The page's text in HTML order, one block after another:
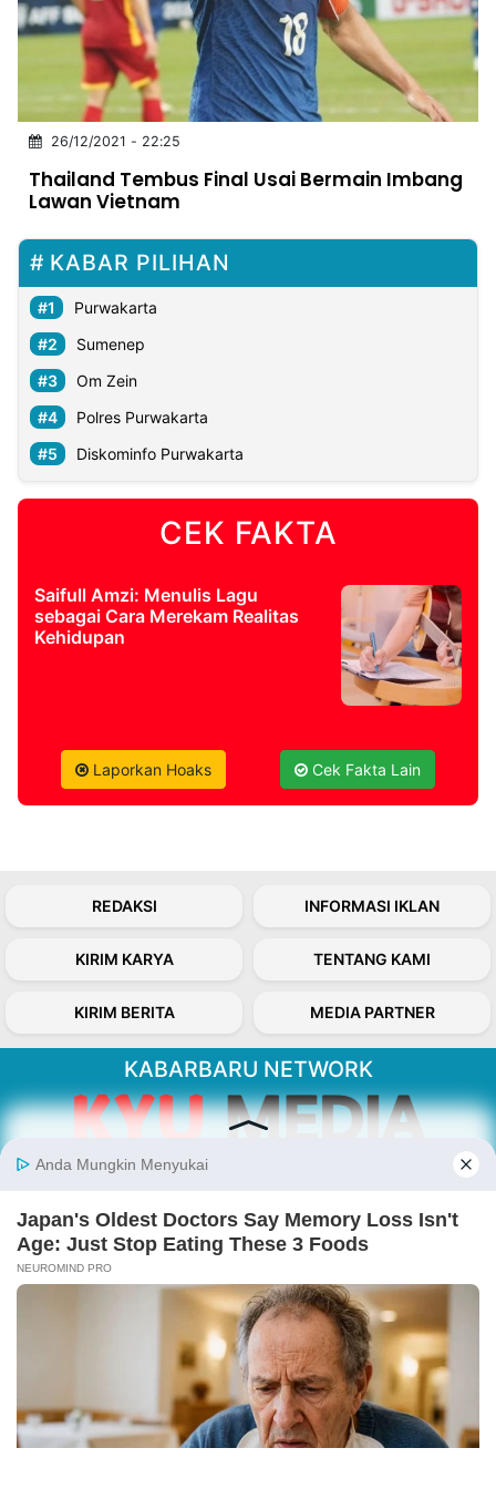
INDONESIA
Partner
NTB
Time
IDN
Jogja
Rakyat
News
Notice
Baru
Follow
Kabarbaru
2026
26/12/2021 - 22:25
Thailand Tembus Final Usai Bermain Imbang
Lawan Vietnam
KABAR PILIHAN
Purwakarta
Sumenep
Om Zein
Polres Purwakarta
Diskominfo Purwakarta
CEK FAKTA
Saifull Amzi: Menulis Lagu
sebagai Cara Merekam Realitas
Kehidupan
Laporkan Hoaks Cek Fakta Lain
REDAKSI INFORMASI IKLAN
KIRIM KARYA TENTANG KAMI
KIRIM BERITA MEDIA PARTNER
KABARBARU NETWORK
Kabarbaru.co menyajikan berita aktual dan
inspiratif dari sudut pandang berbaik sangka
Follow Kabarbaru